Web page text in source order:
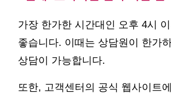
가장 한가한 시간대인 오후 4시
좋습니다. 이때는 상담원이 한가
상담이 가능합니다.
또한, 고객센터의 공식 웹사이트